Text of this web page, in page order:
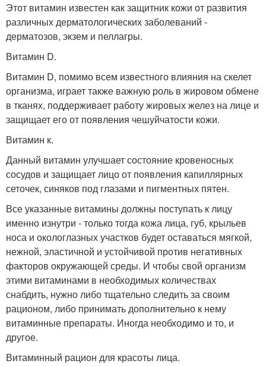
Этот витамин известен как защитник кожи от развития
различных дерматологических заболеваний -
дерматозов, экзем и пеллагры.
Витамин D.
Витамин D, помимо всем известного влияния на скелет
организма, играет также важную роль в жировом обмене
в тканях, поддерживает работу жировых желез на лице и
защищает его от появления чешуйчатости кожи.
Витамин к.
Данный витамин улучшает состояние кровеносных
сосудов и защищает лицо от появления капиллярных
сеточек, синяков под глазами и пигментных пятен.
Все указанные витамины должны поступать к лицу
именно изнутри - только тогда кожа лица, губ, крыльев
носа и окологлазных участков будет оставаться мягкой,
нежной, эластичной и устойчивой против негативных
факторов окружающей среды. И чтобы свой организм
этими витаминами в необходимых количествах
снабдить, нужно либо тщательно следить за своим
рационом, либо принимать дополнительно к нему
витаминные препараты. Иногда необходимо и то, и
другое.
Витаминный рацион для красоты лица.